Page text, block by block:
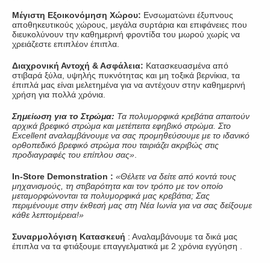
Μέγιστη Εξοικονόμηση Χώρου: Ενσωματώνει έξυπνους
αποθηκευτικούς χώρους, μεγάλα συρτάρια και επιφάνειες που
διευκολύνουν την καθημερινή φροντίδα του μωρού χωρίς να
χρειάζεστε επιπλέον έπιπλα.
Διαχρονική Αντοχή & Ασφάλεια: Κατασκευασμένα από
στιβαρά ξύλα, υψηλής πυκνότητας και μη τοξικά βερνίκια, τα
έπιπλά μας είναι μελετημένα για να αντέχουν στην καθημερινή
χρήση για πολλά χρόνια.
Σημείωση για το Στρώμα: Τα πολυμορφικά κρεβάτια απαιτούν
αρχικά βρεφικό στρώμα και μετέπειτα εφηβικό στρώμα. Στο
Excellent αναλαμβάνουμε να σας προμηθεύσουμε με το ιδανικό
ορθοπεδικό βρεφικό στρώμα που ταιριάζει ακριβώς στις
προδιαγραφές του επίπλου σας»
In-Store Demonstration : «Θέλετε να δείτε από κοντά τους
μηχανισμούς, τη στιβαρότητα και τον τρόπο με τον οποίο
μεταμορφώνονται τα πολυμορφικά μας κρεβάτια; Σας
περιμένουμε στην έκθεσή μας στη Νέα Ιωνία για να σας δείξουμε
κάθε λεπτομέρεια!»
Συναρμολόγιση Κατασκευή : Αναλαμβάνουμε τα δικά μας
έπιπλα να τα φτιάξουμε επαγγελματικά με 2 χρόνια εγγύηση .